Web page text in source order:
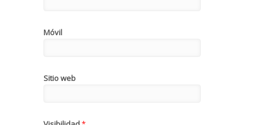
Móvil
Sitio web